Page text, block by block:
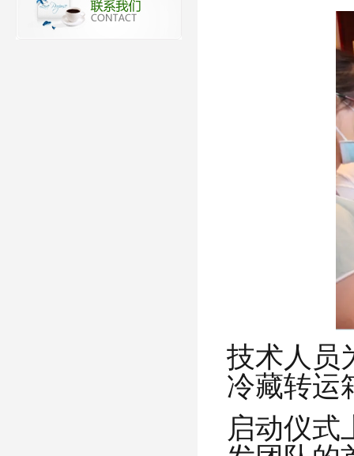
技术人员
冷藏转运
启动仪式